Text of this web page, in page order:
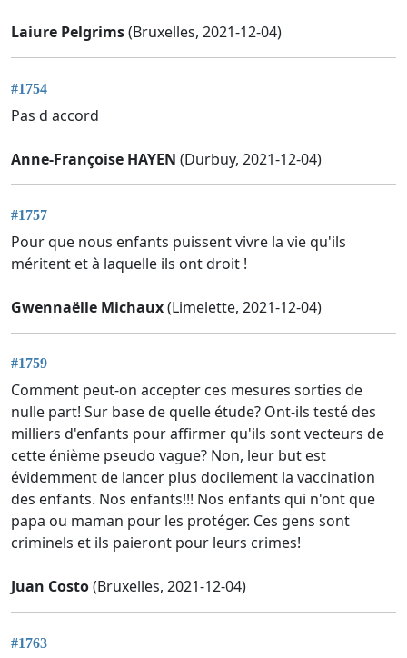
Laiure Pelgrims(Bruxelles, 2021-12-04)
#1754
Pas d accord
Anne-Françoise HAYEN (Durbuy, 2021-12-04)
#1757
Pour que nous enfants puissent vivre la vie qu'ils
méritent et à laquelle ils ont droit !
Gwennaëlle Michaux(Limelette, 2021-12-04)
#1759
Comment peut-on accepter ces mesures sorties de
nulle part! Sur base de quelle étude? Ont-ils testé des
milliers d'enfants pour affirmer qu'ils sont vecteurs de
cette énième pseudo vague? Non, leur but est
évidemment de lancer plus docilement la vaccination
des enfants. Nos enfants!!! Nos enfants qui n'ont que
papa ou maman pour les protéger. Ces gens sont
criminels et ils paieront pour leurs crimes!
Juan Costo(Bruxelles, 2021-12-04)
#1763